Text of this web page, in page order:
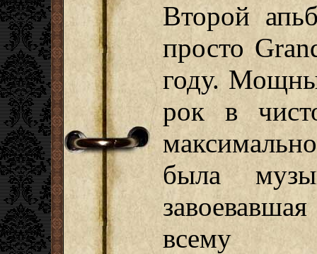
Второй
просто
году.
рок в
была
всему